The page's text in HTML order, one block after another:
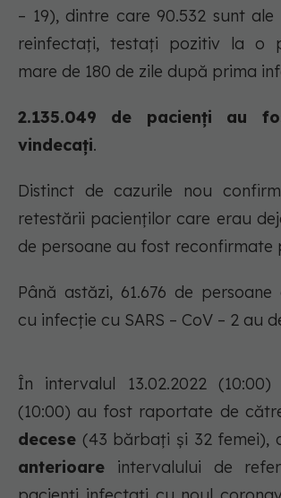
– 19), dintre care 90.532 sunt
reinfectați, testați pozitiv la o
mare de 180 de zile după prima
2.135.049 de pacienți au
vindecați.
Distinct de cazurile nou
retestării pacienților care erau
de persoane au fost reconfirmate
Până astăzi, 61.676 de persoane
cu infecție cu SARS – CoV – 2 au
În intervalul 13.02.2022 (10:00)
(10:00) au fost raportate de
decese (43 bărbați și 32 femei),
anterioare intervalului de